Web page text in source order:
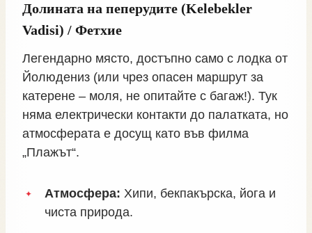
Долината на пеперудите (Kelebekler
Vadisi) / Фетхие
Легендарно място, достъпно само с лодка от
Йолюдениз (или чрез опасен маршрут за
катерене – моля, не опитайте с багаж!). Тук
няма електрически контакти до палатката, но
атмосферата е досущ като във филма
„Плажът“.
Атмосфера: Хипи, бекпакърска, йога и
чиста природа.